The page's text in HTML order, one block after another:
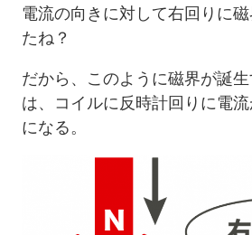
かし、この現象で暗記が難しいのが電流・磁
電流の向きに対して右回りに
たね？
だから、このように磁界が誕
は、コイルに反時計回りに電
になる。